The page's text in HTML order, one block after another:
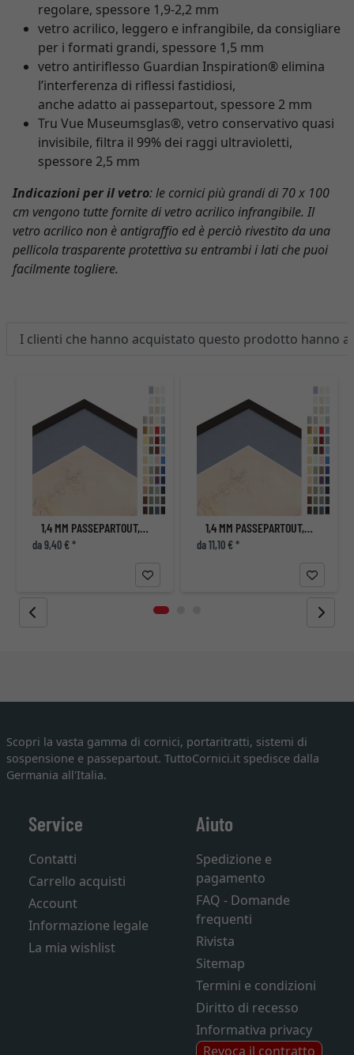
regolare, spessore 1,9-2,2 mm
vetro acrilico, leggero e infrangibile, da consigliare
per i formati grandi, spessore 1,5 mm
vetro antiriflesso Guardian Inspiration® elimina
l’interferenza di riflessi fastidiosi,
anche adatto ai passepartout, spessore 2 mm
Tru Vue Museumsglas®, vetro conservativo quasi
invisibile, filtra il 99% dei raggi ultravioletti,
spessore 2,5 mm
Indicazioni per il vetro: le cornici più grandi di 70 x 100
cm vengono tutte fornite di vetro acrilico infrangibile. Il
vetro acrilico non è antigraffio ed è perciò rivestito da una
pellicola trasparente protettiva su entrambi i lati che puoi
facilmente togliere.
I clienti che hanno acquistato questo prodotto hanno
1,4 MM PASSEPARTOUT, DIMENSIONI INTERNE SU MISURA
da 9,40 € *
1,4 MM PASSEPARTOUT, DIMENSIONI INTERNE SU MISURA
da 11,10 € *
Scopri la vasta gamma di cornici, portaritratti, sistemi di
sospensione e passepartout. TuttoCornici.it spedisce dalla
Germania all'Italia.
Service
Contatti
Carrello acquisti
Account
Informazione legale
La mia wishlist
Aiuto
Spedizione e
pagamento
FAQ - Domande
frequenti
Rivista
Sitemap
Termini e condizioni
Diritto di recesso
Informativa privacy
Revoca il contratto